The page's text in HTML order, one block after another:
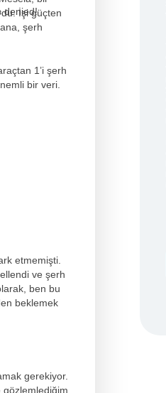
İşi güçten
şerh
1’i şerh
bir veri.
etmemişti.
ve şerh
ben bu
beklemek
gerekiyor.
gözlemlediğim
denied!